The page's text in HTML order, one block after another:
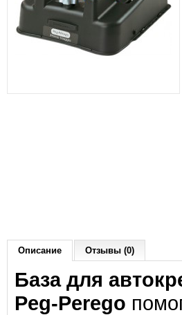
Описание Отзывы (0)
База для
Peg-Perego